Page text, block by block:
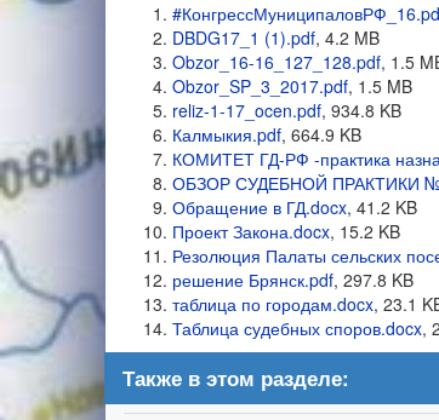
DBDG17_1 (1).pdf, 4.2 MB
Obzor_16-16_127_128.pdf, 1.5
Obzor_SP_3_2017.pdf, 1.5 MB
reliz-1-17_ocen.pdf, 934.8 KB
Калмыкия.pdf, 664.9 KB
КОМИТЕТ ГД-РФ -практика
ОБЗОР СУДЕБНОЙ ПРАКТИКИ
Обращение в ГД.docx, 41.2 KB
Проект Закона.docx, 15.2 KB
Резолюция Палаты сельских
решение Брянск.pdf, 297.8 KB
таблица по городам.docx, 23.1
Таблица судебных споров.docx,
Также в этом разделе: